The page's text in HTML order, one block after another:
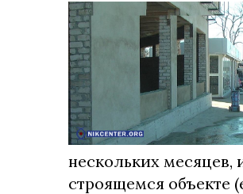
нескольких
строящемся объекте